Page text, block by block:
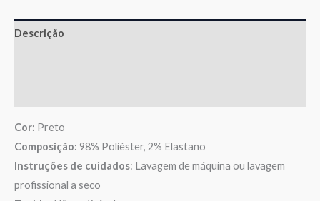
Descrição
Cor: Preto
Composição: 98% Poliéster, 2% Elastano
Instruções de cuidados: Lavagem de máquina ou lavagem
profissional a seco